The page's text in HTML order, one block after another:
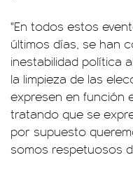
"En todos estos
últimos días, se han
inestabilidad política
la limpieza de las
expresen en función
tratando que se
por supuesto
somos respetuosos